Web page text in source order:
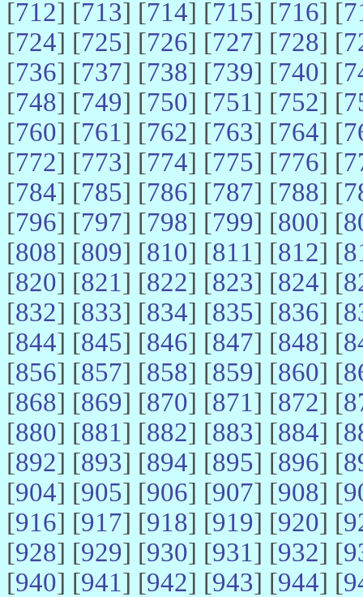
[712] [713] [714] [715] [716] [
[724] [725] [726] [727] [728] [
[736] [737] [738] [739] [740] [
[748] [749] [750] [751] [752] [
[760] [761] [762] [763] [764] [
[772] [773] [774] [775] [776] [
[784] [785] [786] [787] [788] [
[796] [797] [798] [799] [800] [
[808] [809] [810] [811] [812] [
[820] [821] [822] [823] [824] [
[832] [833] [834] [835] [836] [
[844] [845] [846] [847] [848] [
[856] [857] [858] [859] [860] [
[868] [869] [870] [871] [872] [
[880] [881] [882] [883] [884] [
[892] [893] [894] [895] [896] [
[904] [905] [906] [907] [908] [
[916] [917] [918] [919] [920] [
[928] [929] [930] [931] [932] [
[940] [941] [942] [943] [944] [